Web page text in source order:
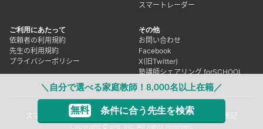
＼自分で選べる家庭教師！8,000名以上在籍／
無料 条件に合う先生を検索
スマートレーダー
ご利用にあたって
依頼者の利用規約
先生の利用規約
プライバシーポリシー
その他
お問い合わせ
Facebook
X(旧Twitter)
塾講師シェアリング forSCHOOL
スマートレーダーとは 採用情報運営会社特定商取引法に基づく表記